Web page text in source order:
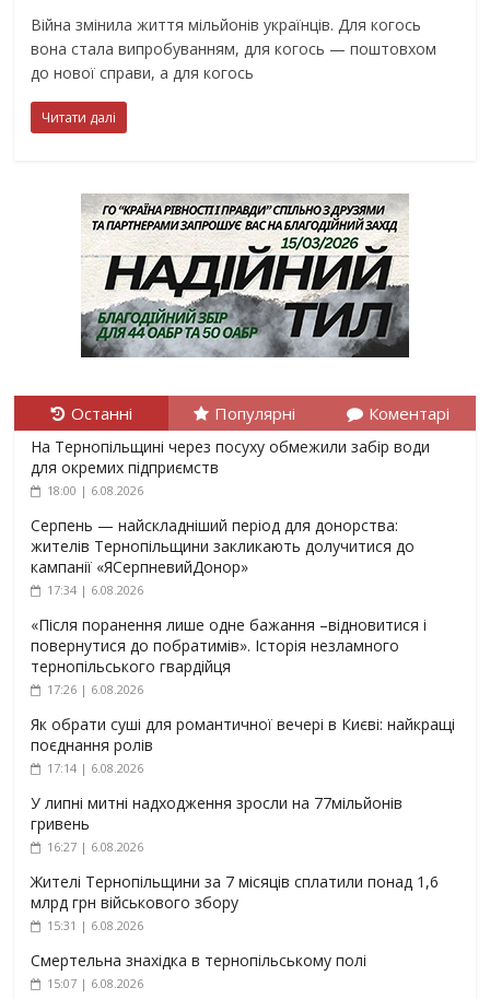
Війна змінила життя мільйонів українців. Для когось
вона стала випробуванням, для когось — поштовхом
до нової справи, а для когось
Читати далі
Останні Популярні Коментарі
На Тернопільщині через посуху обмежили забір води
для окремих підприємств
18:00 | 6.08.2026
Серпень — найскладніший період для донорства:
жителів Тернопільщини закликають долучитися до
кампанії «ЯСерпневийДонор»
17:34 | 6.08.2026
«Після поранення лише одне бажання –відновитися і
повернутися до побратимів». Історія незламного
тернопільського гвардійця
17:26 | 6.08.2026
Як обрати суші для романтичної вечері в Києві: найкращі
поєднання ролів
17:14 | 6.08.2026
У липні митні надходження зросли на 77мільйонів
гривень
16:27 | 6.08.2026
Жителі Тернопільщини за 7 місяців сплатили понад 1,6
млрд грн військового збору
15:31 | 6.08.2026
Смертельна знахідка в тернопільському полі
15:07 | 6.08.2026